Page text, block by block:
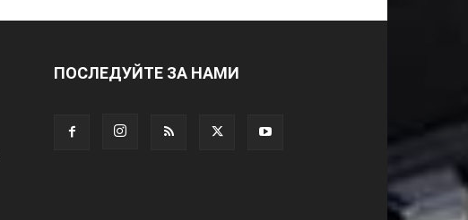
ПОСЛЕДУЙТЕ ЗА НАМИ